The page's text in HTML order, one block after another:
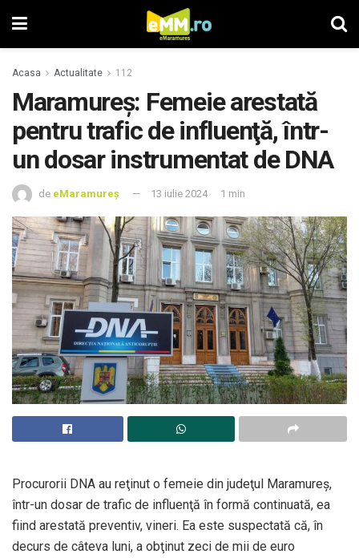
Acasa Actualitate 112
Maramureş: Femeie arestată
pentru trafic de influenţă, într-
un dosar instrumentat de DNA
de eMaramureș 13 iulie 2024 1 min
Procurorii DNA au reţinut o femeie din judeţul Maramureş,
într-un dosar de trafic de influenţă în formă continuată, ea
fiind arestată preventiv, vineri. Ea este suspectată că, în
decurs de câteva luni, a obţinut zeci de mii de euro